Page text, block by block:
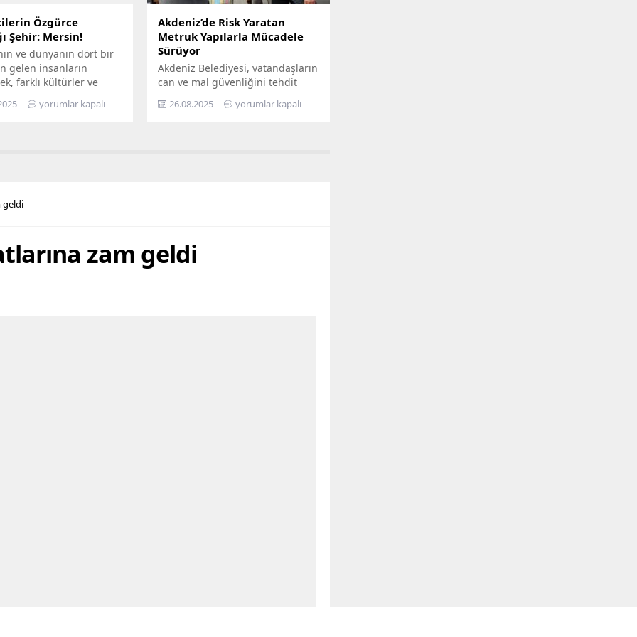
Özgürce
Şehir: Mersin!
ve dünyanın dört bir
gelen insanların
farklı kültürler ve
bir arada kardeşçe ve
yaşadığı Mersin,
alabilmesine destek
yorumlar kapalı
Akdeniz’de Risk Yaratan
Metruk Yapılarla Mücadele
Sürüyor
Akdeniz Belediyesi, vatandaşların
can ve mal güvenliğini tehdit
eden, yarattığı görsel kirliliğin
yanı sıra kimi zaman sosyal
26.08.2025 yorumlar kapalı
geldi
zam geldi